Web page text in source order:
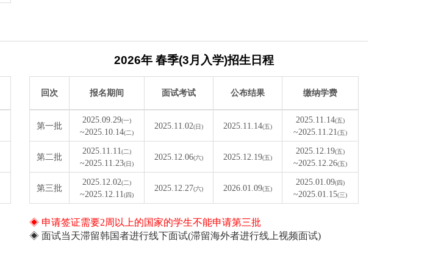
2026年 春季(3月入学)招生日程
回次 报名期间 面试考试 公布结果 缴纳学费
第一批
2025.09.29(一)
~2025.10.14(二)
2025.11.02(日) 2025.11.14(五)
2025.11.14(五)
~2025.11.21(五)
第二批
2025.11.11(二)
~2025.11.23(日)
2025.12.06(六) 2025.12.19(五)
2025.12.19(五)
~2025.12.26(五)
第三批
2025.12.02(二)
~2025.12.11(四)
2025.12.27(六) 2026.01.09(五)
2025.01.09(四)
~2025.01.15(三)
◈ 申请签证需要2周以上的国家的学生不能申请第三批
◈ 面试当天滞留韩国者进行线下面试(滞留海外者进行线上视频面试)